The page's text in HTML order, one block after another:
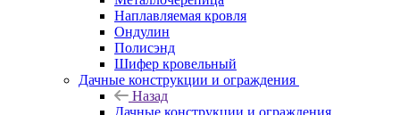
Наплавляемая кровля
Ондулин
Полисэнд
Шифер кровельный
Дачные конструкции и ограждения
Назад
Дачные конструкции и ограждения